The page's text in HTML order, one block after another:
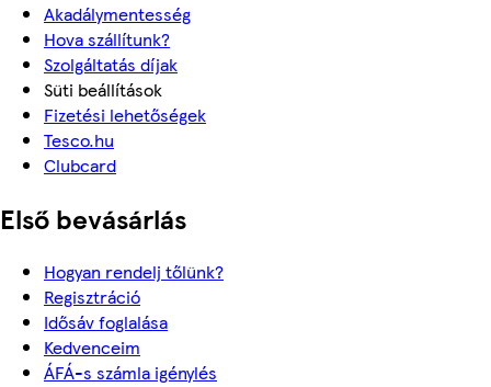
Akadálymentesség
Hova szállítunk?
Szolgáltatás díjak
Süti beállítások
Fizetési lehetőségek
Tesco.hu
Clubcard
Első bevásárlás
Hogyan rendelj tőlünk?
Regisztráció
Idősáv foglalása
Kedvenceim
ÁFÁ-s számla igénylés